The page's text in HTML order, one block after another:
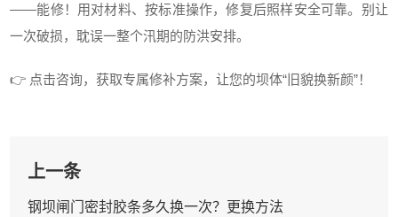
——能修！用对材料、按标准操作，修复后照样安全可靠。别让
一次破损，耽误一整个汛期的防洪安排。
👉 点击咨询，获取专属修补方案，让您的坝体“旧貌换新颜”！
上一条
钢坝闸门密封胶条多久换一次？更换方法